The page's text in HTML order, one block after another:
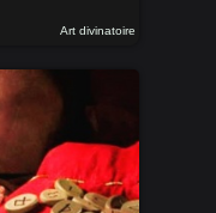
Art divinatoire